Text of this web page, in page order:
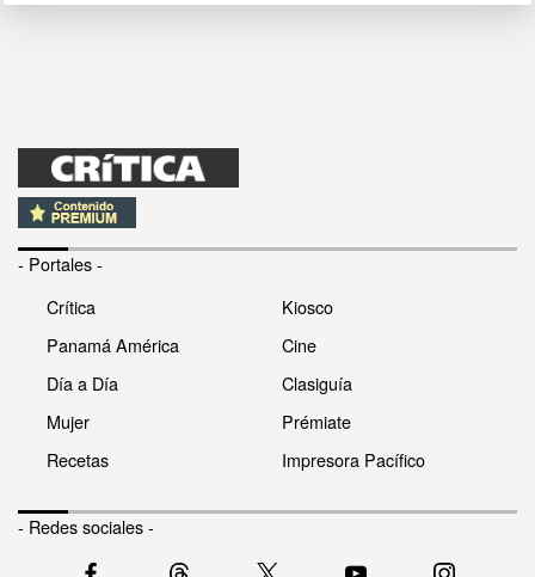
- Portales -
Crítica
Panamá América
Día a Día
Mujer
Recetas
Kiosco
Cine
Clasiguía
Prémiate
Impresora Pacífico
- Redes sociales -